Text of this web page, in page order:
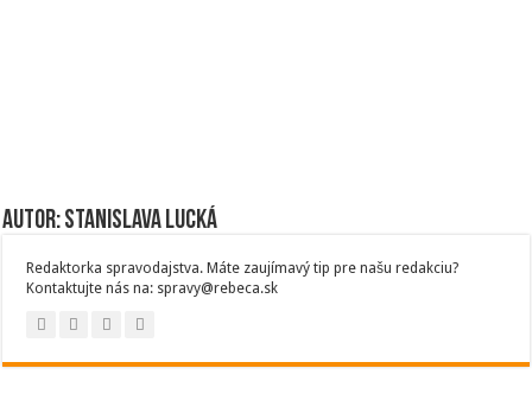
Autor: Stanislava Lucká
Redaktorka spravodajstva. Máte zaujímavý tip pre našu redakciu?
Kontaktujte nás na: spravy@rebeca.sk